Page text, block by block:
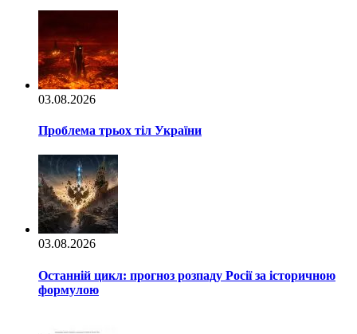
03.08.2026
Проблема трьох тіл України
03.08.2026
Останній цикл: прогноз розпаду Росії за історичною
формулою